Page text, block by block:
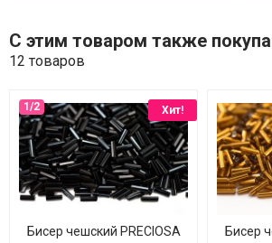
С этим товаром также
12 товаров
Хит!
Бисер чешский PRECIOSA
Бисер